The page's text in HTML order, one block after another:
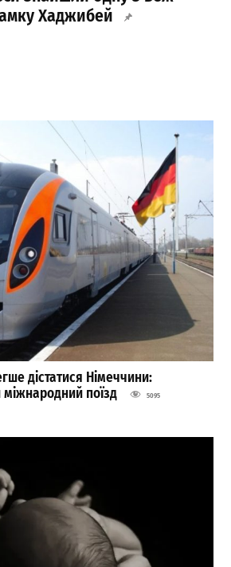
Хаджибей
дістатися Німеччини:
поїзд
5095